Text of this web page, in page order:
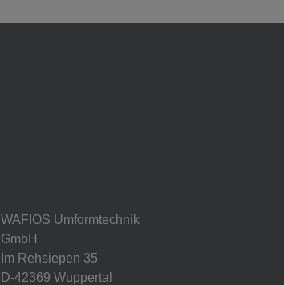
WAFIOS Umformtechnik
GmbH
Im Rehsiepen 35
D-42369 Wuppertal